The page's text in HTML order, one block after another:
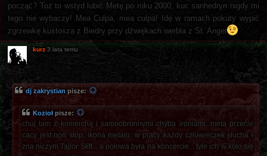
począć? Toż to wstyd lubić Metę po roku 2000, kuc sanhedryn nigdy mi
tego nie wybaczy! Mea Culpa, mea culpa! Idę w ramach pokuty wypić
zgrzewkę kustosza z Biedry przy dźwiękach werbla z St. Anger
kurz 3 lata temu
dj zakrystian pisze:
Kozioł pisze:
chuj tam z komerchą i samoobronnymi chyba ironiami, meta przecie
cacy jest non stop, ikona metalu. w pracy każdy człowieczek słucha i
zna niczym Tajlor Słift... a połowa była na koncercie... tyle ich w koło się